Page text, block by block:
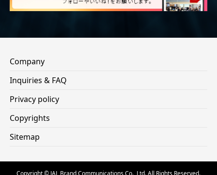
Company
Inquiries & FAQ
Privacy policy
Copyrights
Sitemap